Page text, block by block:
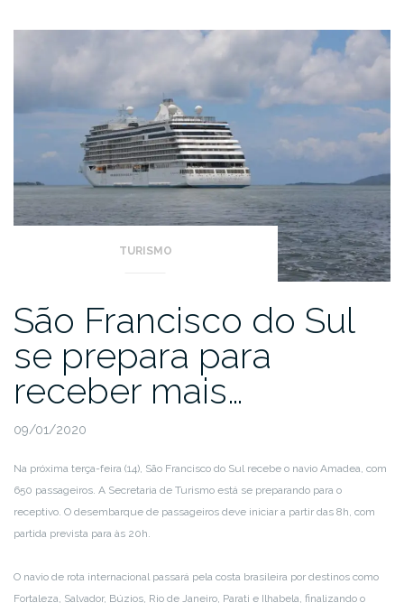
TURISMO
São Francisco do Sul
se prepara para
receber mais…
09/01/2020
Na próxima terça-feira (14), São Francisco do Sul recebe o navio Amadea, com
650 passageiros. A Secretaria de Turismo está se preparando para o
receptivo. O desembarque de passageiros deve iniciar a partir das 8h, com
partida prevista para às 20h.
O navio de rota internacional passará pela costa brasileira por destinos como
Fortaleza, Salvador, Búzios, Rio de Janeiro, Parati e Ilhabela, finalizando o